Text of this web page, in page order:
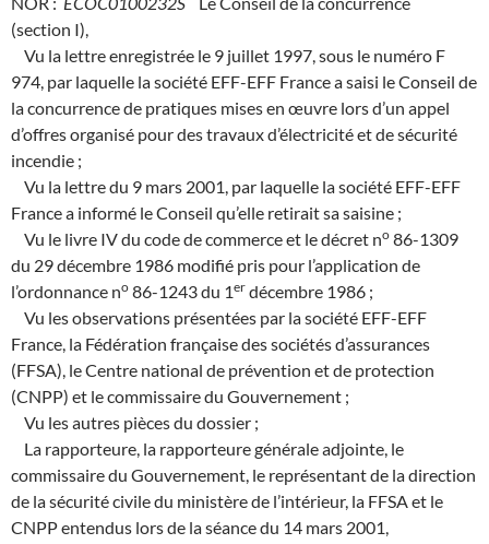
(section I),
Vu la lettre enregistrée le 9 juillet 1997, sous le numéro F
974, par laquelle la société EFF-EFF France a saisi le Conseil de
la concurrence de pratiques mises en œuvre lors d’un appel
d’offres organisé pour des travaux d’électricité et de sécurité
incendie ;
Vu la lettre du 9 mars 2001, par laquelle la société EFF-EFF
France a informé le Conseil qu’elle retirait sa saisine ;
Vu le livre IV du code de commerce et le décret no 86-1309
du 29 décembre 1986 modifié pris pour l’application de
l’ordonnance no 86-1243 du 1er décembre 1986 ;
Vu les observations présentées par la société EFF-EFF
France, la Fédération française des sociétés d’assurances
(FFSA), le Centre national de prévention et de protection
(CNPP) et le commissaire du Gouvernement ;
Vu les autres pièces du dossier ;
La rapporteure, la rapporteure générale adjointe, le
commissaire du Gouvernement, le représentant de la direction
de la sécurité civile du ministère de l’intérieur, la FFSA et le
CNPP entendus lors de la séance du 14 mars 2001,